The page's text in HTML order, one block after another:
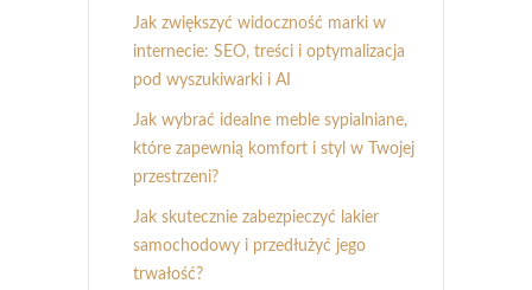
Jak zwiększyć widoczność marki w
internecie: SEO, treści i optymalizacja
pod wyszukiwarki i AI
Jak wybrać idealne meble sypialniane,
które zapewnią komfort i styl w Twojej
przestrzeni?
Jak skutecznie zabezpieczyć lakier
samochodowy i przedłużyć jego
trwałość?